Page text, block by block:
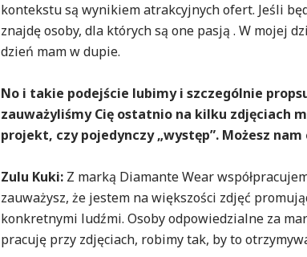
kontekstu są wynikiem atrakcyjnych ofert. Jeśli
znajdę osoby, dla których są one pasją . W mojej
dzień mam w dupie.
No i takie podejście lubimy i szczególnie
zauważyliśmy Cię ostatnio na kilku zdjęciach
projekt, czy pojedynczy „występ”. Możesz
Zulu Kuki: Z marką Diamante Wear
zauważysz, że jestem na większości zdjęć
konkretnymi ludźmi. Osoby odpowiedzialne za
pracuję przy zdjęciach, robimy tak, by to